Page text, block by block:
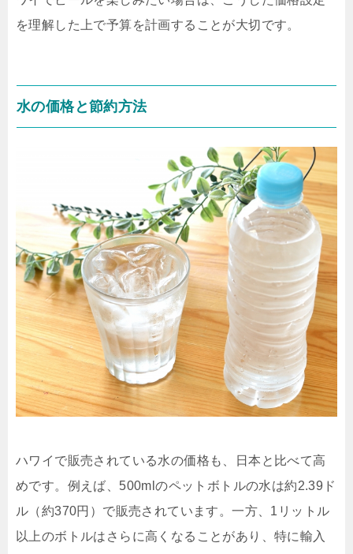
を理解した上で予算を計画することが大切です。
水の価格と節約方法
ハワイで販売されている水の価格も、日本と比べて高
めです。例えば、500mlのペットボトルの水は約2.39ド
ル（約370円）で販売されています。一方、1リットル
以上のボトルはさらに高くなることがあり、特に輸入